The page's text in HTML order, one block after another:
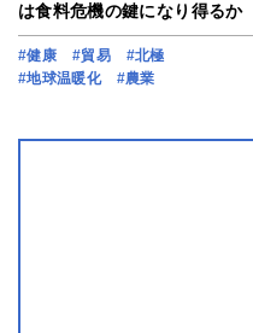
は食料危機の鍵になり得るか
#健康 #貿易
#北極
#地球温暖化
#農業